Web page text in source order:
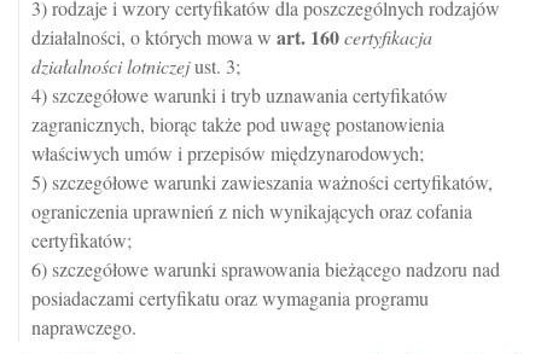
3) rodzaje i wzory certyfikatów dla poszczególnych rodzajów
działalności, o których mowa w art. 160certyfikacja
działalności lotniczejust. 3;
4) szczegółowe warunki i tryb uznawania certyfikatów
zagranicznych, biorąc także pod uwagę postanowienia
właściwych umów i przepisów międzynarodowych;
5) szczegółowe warunki zawieszania ważności certyfikatów,
ograniczenia uprawnień z nich wynikających oraz cofania
certyfikatów;
6) szczegółowe warunki sprawowania bieżącego nadzoru nad
posiadaczami certyfikatu oraz wymagania programu
naprawczego.